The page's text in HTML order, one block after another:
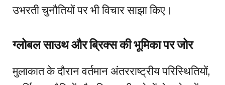
उभरती चुनौतियों पर भी विचार साझा किए।
ग्लोबल साउथ और ब्रिक्स की भूमिका पर जोर
मुलाकात के दौरान वर्तमान अंतरराष्ट्रीय परिस्थितियों,